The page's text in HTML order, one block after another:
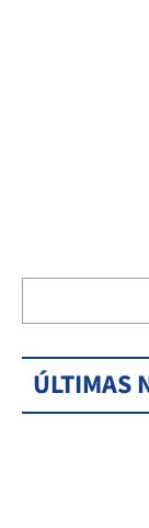
ÚLTIMAS